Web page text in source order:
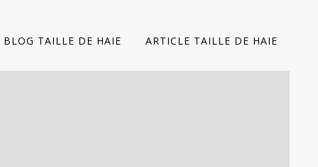
BLOG TAILLE DE HAIE ARTICLE TAILLE DE HAIE